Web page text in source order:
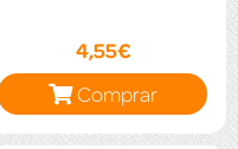
4,55€
Comprar